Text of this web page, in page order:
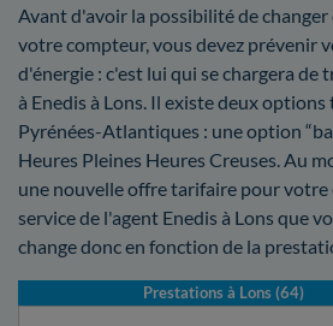
Avant d'avoir la possibilité de
votre compteur, vous devez prévenir
d'énergie : c'est lui qui se chargera de
à Enedis à Lons. Il existe deux
Pyrénées-Atlantiques : une option
Heures Pleines Heures Creuses. Au
une nouvelle offre tarifaire pour votre
service de l'agent Enedis à Lons que
change donc en fonction de la
Prestations à Lons (64)